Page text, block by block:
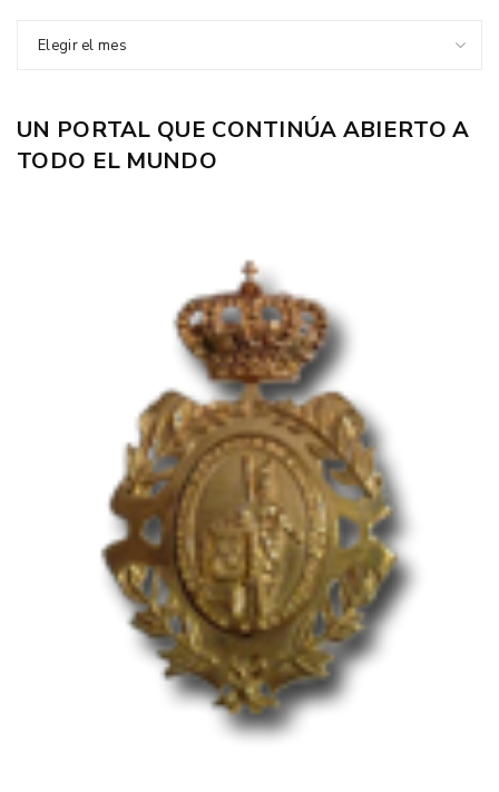
Elegir el mes
UN PORTAL QUE CONTINÚA ABIERTO A
TODO EL MUNDO